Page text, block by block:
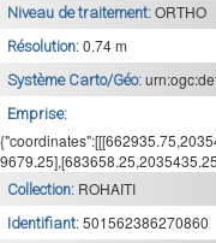
Niveau de traitement: ORTHO
Résolution: 0.74 m
Système Carto/Géo:
Emprise:
Collection: ROHAITI
Identifiant: 501562386270860